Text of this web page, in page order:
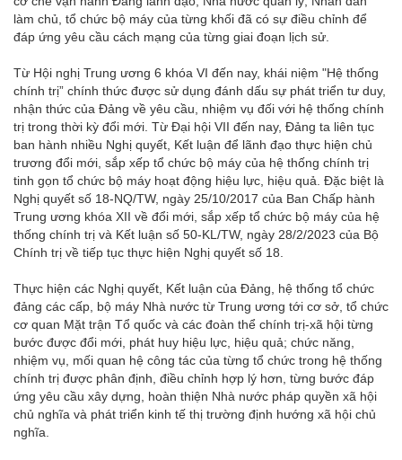
làm chủ, tổ chức bộ máy của từng khối đã có sự điều chỉnh để
đáp ứng yêu cầu cách mạng của từng giai đoạn lịch sử.
Từ Hội nghị Trung ương 6 khóa VI đến nay, khái niệm "Hệ thống
chính trị” chính thức được sử dụng đánh dấu sự phát triển tư duy,
nhận thức của Đảng về yêu cầu, nhiệm vụ đối với hệ thống chính
trị trong thời kỳ đổi mới. Từ Đại hội VII đến nay, Đảng ta liên tục
ban hành nhiều Nghị quyết, Kết luận để lãnh đạo thực hiện chủ
trương đổi mới, sắp xếp tổ chức bộ máy của hệ thống chính trị
tinh gọn tổ chức bộ máy hoạt động hiệu lực, hiệu quả. Đặc biệt là
Nghị quyết số 18-NQ/TW, ngày 25/10/2017 của Ban Chấp hành
Trung ương khóa XII về đổi mới, sắp xếp tổ chức bộ máy của hệ
thống chính trị và Kết luận số 50-KL/TW, ngày 28/2/2023 của Bộ
Chính trị về tiếp tục thực hiện Nghị quyết số 18.
Thực hiện các Nghị quyết, Kết luận của Đảng, hệ thống tổ chức
đảng các cấp, bộ máy Nhà nước từ Trung ương tới cơ sở, tổ chức
cơ quan Mặt trận Tổ quốc và các đoàn thể chính trị-xã hội từng
bước được đổi mới, phát huy hiệu lực, hiệu quả; chức năng,
nhiệm vụ, mối quan hệ công tác của từng tổ chức trong hệ thống
chính trị được phân định, điều chỉnh hợp lý hơn, từng bước đáp
ứng yêu cầu xây dựng, hoàn thiện Nhà nước pháp quyền xã hội
chủ nghĩa và phát triển kinh tế thị trường định hướng xã hội chủ
nghĩa.